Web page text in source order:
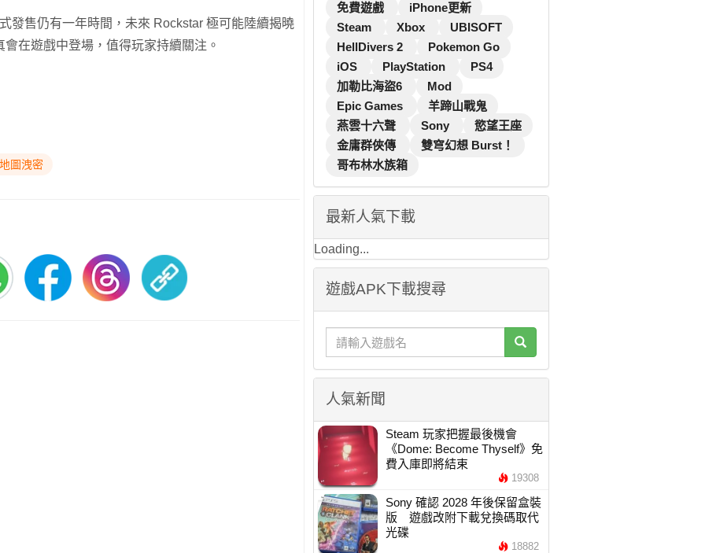
發售仍有一年時間，未來 Rockstar 極可能陸續揭曉
在遊戲中登場，值得玩家持續關注。
圖洩密
免費遊戲
iPhone更新
Steam
Xbox
UBISOFT
HellDivers 2
Pokemon Go
iOS
PlayStation
PS4
加勒比海盜6
Mod
Epic Games
羊蹄山戰鬼
燕雲十六聲
Sony
慾望王座
金庸群俠傳
雙穹幻想 Burst！
哥布林水族箱
最新人氣下載
Loading...
遊戲APK下載搜尋
人氣新聞
Steam 玩家把握最後機會
《Dome: Become Thyself》免
費入庫即將結束
19308
Sony 確認 2028 年後保留盒裝
版 遊戲改附下載兌換碼取代
光碟
18882